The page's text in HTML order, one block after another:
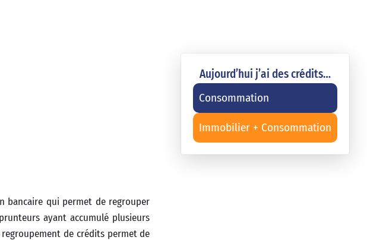
Aujourd’hui j’ai des crédits…
Consommation
Immobilier + Consommation
bancaire qui permet de regrouper
ayant accumulé plusieurs
de crédits permet de